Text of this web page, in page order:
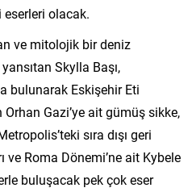
olacak.
ve mitolojik bir deniz
Skylla Başı,
bulunarak Eskişehir Eti
Gazi’ye ait gümüş sikke,
sıra dışı geri
Roma Dönemi’ne ait Kybele
buluşacak pek çok eser